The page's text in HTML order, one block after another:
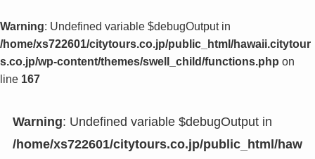
Warning: Undefined variable $debugOutput in
/home/xs722601/citytours.co.jp/public_html/hawaii.citytour
s.co.jp/wp-content/themes/swell_child/functions.php on
line 167
Warning: Undefined variable $debugOutput in
/home/xs722601/citytours.co.jp/public_html/haw